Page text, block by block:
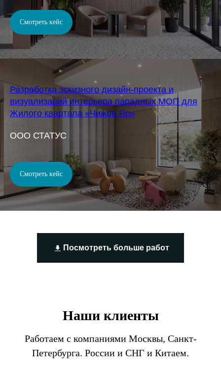
Смотреть кейс
Разработка эскизного дизайн-проекта и
визуализаций интерьера парадных МОП для
Жилого квартала «Чижов Яр»
OOO СТАТУС
Смотреть кейс
Посмотреть больше работ
Наши клиенты
Работаем с компаниями Москвы, Санкт-
Петербурга. России и СНГ и Китаем.